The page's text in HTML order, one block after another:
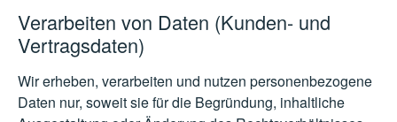
Verarbeiten von Daten (Kunden- und
Vertragsdaten)
Wir erheben, verarbeiten und nutzen personenbezogene
Daten nur, soweit sie für die Begründung, inhaltliche